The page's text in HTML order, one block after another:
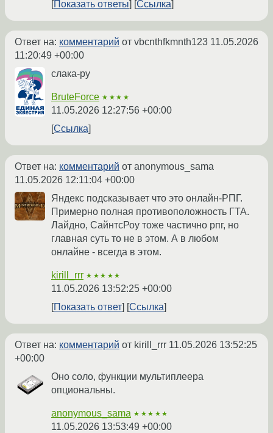
Показать ответы Ссылка
Ответ на: комментарий от vbcnthfkmnth123 11.05.2026
11:20:49 +00:00
слака-ру
BruteForce ★★★★
11.05.2026 12:27:56 +00:00
Ссылка
Ответ на: комментарий от anonymous_sama
11.05.2026 12:11:04 +00:00
Яндекс подсказывает что это онлайн-РПГ.
Примерно полная противоположность ГТА.
Лайдно, СайнтсРоу тоже частично рпг, но
главная суть то не в этом. А в любом
онлайне - всегда в этом.
kirill_rrr ★★★★★
11.05.2026 13:52:25 +00:00
Показать ответ
Ссылка
Ответ на: комментарий от kirill_rrr 11.05.2026 13:52:25
+00:00
Оно соло, функции мультиплеера
опциональны.
anonymous_sama ★★★★★
11.05.2026 13:53:49 +00:00